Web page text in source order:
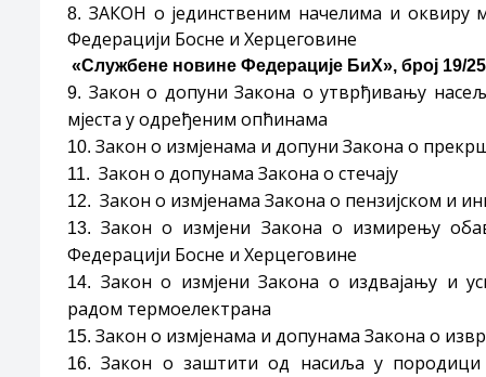
8. ЗАКОН о јединственим начелима и оквиру
Федерацији Босне и Херцеговине
«Службене новине Федерације БиХ», број 19/
9. Закон о допуни Закона о утврђивању
мјеста у одређеним опћинама
10. Закон о измјенама и допуни Закона о
11. Закон о допунама Закона о стечају
12. Закон о измјенама Закона о пензијском и
13.Закон о измјени Закона о измирењу
Федерацији Босне и Херцеговине
14. Закон о измјени Закона о издвајању и
радом термоелектрана
15. Закон о измјенама и допунама Закона о
16.Закон о заштити од насиља у